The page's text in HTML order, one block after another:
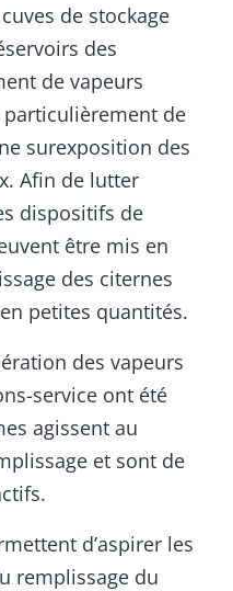
de stockage
des
de vapeurs
particulièrement de
surexposition des
Afin de lutter
dispositifs de
être mis en
des citernes
petites quantités.
des vapeurs
service ont été
agissent au
et sont de
d’aspirer les
remplissage du